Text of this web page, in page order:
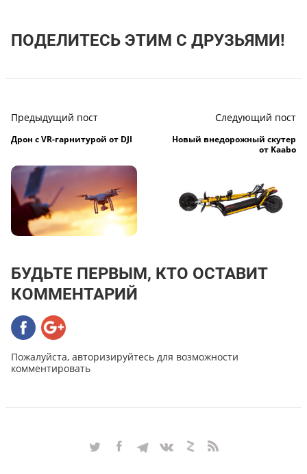
ПОДЕЛИТЕСЬ ЭТИМ С ДРУЗЬЯМИ!
Предыдущий пост
Дрон с VR-гарнитурой от DJI
Следующий пост
Новый внедорожный скутер
от Kaabo
БУДЬТЕ ПЕРВЫМ, КТО ОСТАВИТ
КОММЕНТАРИЙ
Пожалуйста, авторизируйтесь для возможности
комментировать